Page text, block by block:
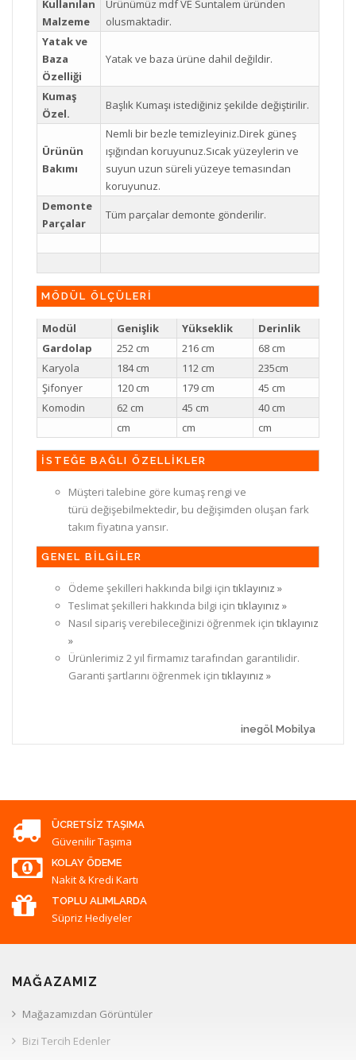
Kullanılan
Malzeme
Ürünümüz mdf VE Suntalem üründen
olusmaktadir.
Yatak ve
Baza
Özelliği
Yatak ve baza ürüne dahil değildir.
Kumaş
Özel.
Başlık Kumaşı istediğiniz şekilde değiştirilir.
Ürünün
Bakımı
Nemli bir bezle temizleyiniz.Direk güneş
ışığından koruyunuz.Sıcak yüzeylerin ve
suyun uzun süreli yüzeye temasından
koruyunuz.
Demonte
Parçalar
Tüm parçalar demonte gönderilir.
MÖDÜL ÖLÇÜLERİ
Modül Genişlik Yükseklik
Derinlik
Gardolap
252 cm 216 cm
68 cm
Karyola
184 cm 112 cm
235cm
Şifonyer
120 cm 179 cm
45 cm
Komodin
62 cm 45 cm
40 cm
cm
cm cm
İSTEĞE BAĞLI ÖZELLİKLER
Müşteri talebine göre kumaş rengi ve
türü değişebilmektedir, bu değişimden oluşan fark
takım fiyatına yansır.
GENEL BİLGİLER
Ödeme şekilleri hakkında bilgi için tıklayınız »
Teslimat şekilleri hakkında bilgi için tıklayınız »
Nasıl sipariş verebileceğinizi öğrenmek için tıklayınız
»
Ürünlerimiz 2 yıl firmamız tarafından garantilidir.
Garanti şartlarını öğrenmek için tıklayınız »
inegöl Mobilya
ÜCRETSIZ TAŞIMA
Güvenilir Taşıma
KOLAY ÖDEME
Nakit & Kredi Kartı
TOPLU ALIMLARDA
Süpriz Hediyeler
MAĞAZAMIZ
Mağazamızdan Görüntüler
Bizi Tercih Edenler